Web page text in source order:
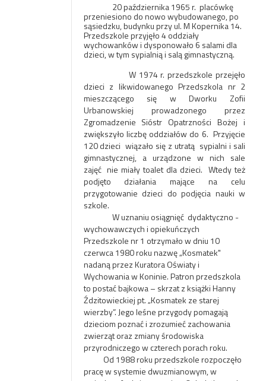
20 października 1965 r. placówkę
przeniesiono do nowo wybudowanego, po
sąsiedzku, budynku przy ul. M Kopernika 14.
Przedszkole przyjęło 4 oddziały
wychowanków i dysponowało 6 salami dla
dzieci, w tym sypialnią i salą gimnastyczną.
W 1974 r. przedszkole przejęło
dzieci z likwidowanego Przedszkola nr 2
mieszczącego się w Dworku Zofii
Urbanowskiej prowadzonego przez
Zgromadzenie Sióstr Opatrzności Bożej i
zwiększyło liczbę oddziałów do 6. Przyjęcie
120 dzieci wiązało się z utratą sypialni i sali
gimnastycznej, a urządzone w nich sale
zajęć nie miały toalet dla dzieci. Wtedy też
podjęto działania mające na celu
przygotowanie dzieci do podjęcia nauki w
szkole.
W uznaniu osiągnięć dydaktyczno -
wychowawczych i opiekuńczych
Przedszkole nr 1 otrzymało w dniu 10
czerwca 1980 roku nazwę „Kosmatek"
nadaną przez Kuratora Oświaty i
Wychowania w Koninie. Patron przedszkola
to postać bajkowa – skrzat z książki Hanny
Ździtowieckiej pt. „Kosmatek ze starej
wierzby”. Jego leśne przygody pomagają
dzieciom poznać i zrozumieć zachowania
zwierząt oraz zmiany środowiska
przyrodniczego w czterech porach roku.
Od 1988 roku przedszkole rozpoczęło
pracę w systemie dwuzmianowym, w